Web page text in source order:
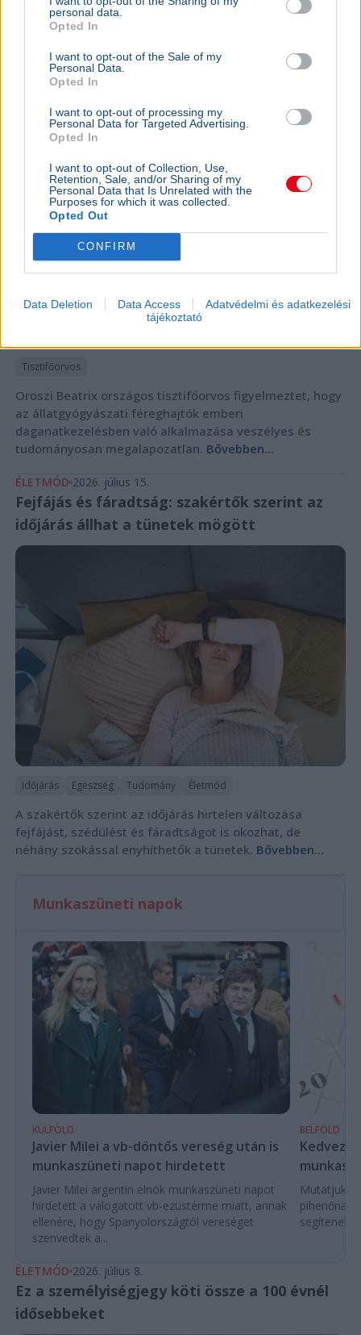
personal data.
Opted In
I want to opt-out of the Sale of my
Personal Data.
Opted In
I want to opt-out of processing my
Personal Data for Targeted Advertising.
Opted In
I want to opt-out of Collection, Use,
Retention, Sale, and/or Sharing of my
Personal Data that Is Unrelated with the
Purposes for which it was collected.
Opted Out
CONFIRM
Data Deletion Data Access
Adatvédelmi és adatkezelési
tájékoztató
ÉLETMÓD 2026. július 15.
Az országos tisztifőorvos megszólalt a
Schobert Norbi által említett féreghajtó-
terápia kapcsán
Tisztifőorvos
Oroszi Beatrix országos tisztifőorvos figyelmeztet, hogy
az állatgyógyászati féreghajtók emberi
daganatkezelésben való alkalmazása veszélyes és
tudományosan megalapozatlan. Bővebben...
ÉLETMÓD 2026. július 15.
Fejfájás és fáradtság: szakértők szerint az
időjárás állhat a tünetek mögött
Időjárás Egészség Tudomány Életmód
A szakértők szerint az időjárás hirtelen változása
fejfájást, szédülést és fáradtságot is okozhat, de
néhány szokással enyhíthetők a tünetek. Bővebben...
Munkaszüneti napok
KÜLFÖLD
Javier Milei a vb-döntős vereség után is
munkaszüneti napot hirdetett
Javier Milei argentin elnök munkaszüneti napot
hirdetett a válogatott vb-ezüstérme miatt, annak
ellenére, hogy Spanyolországtól vereséget
szenvedtek a...
BELFÖLD
Kedvező
Mutatjuk a
segítenek
ÉLETMÓD 2026. július 8.
Ez a személyiségjegy köti össze a 100 évnél
idősebbeket